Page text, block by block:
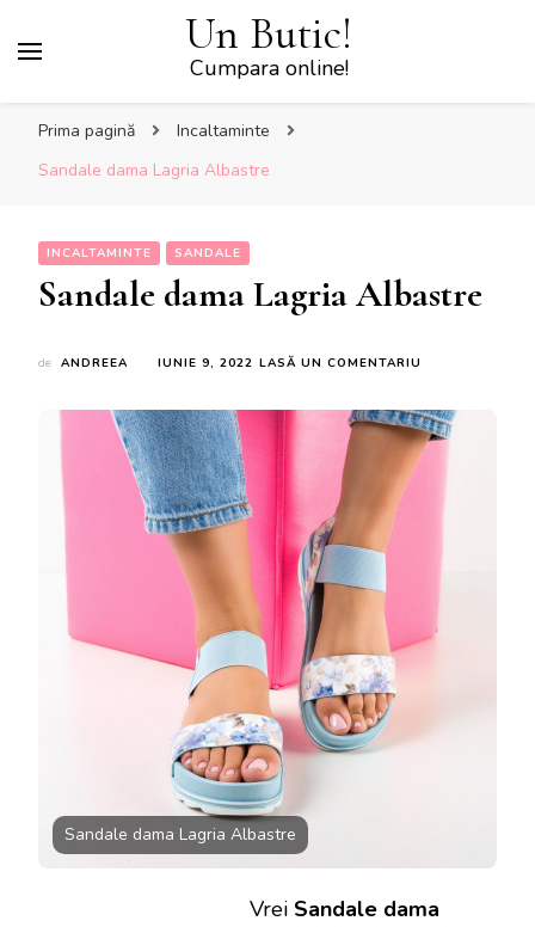
Un Butic!
Cumpara online!
Prima pagină
Incaltaminte
Sandale dama Lagria Albastre
INCALTAMINTE SANDALE
Sandale dama Lagria Albastre
de ANDREEA IUNIE 9, 2022 LASĂ UN COMENTARIU
LAGRIA
ALBASTRE
Sandale dama Lagria Albastre
Vrei Sandale dama